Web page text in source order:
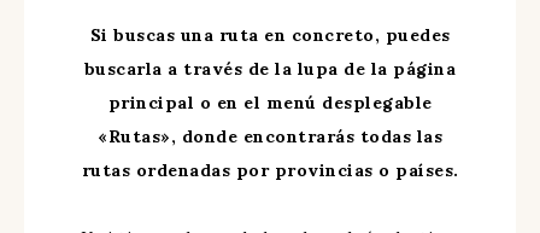
Si buscas una ruta en concreto, puedes
buscarla a través de la lupa de la página
principal o en el menú desplegable
«Rutas», donde encontrarás todas las
rutas ordenadas por provincias o países.